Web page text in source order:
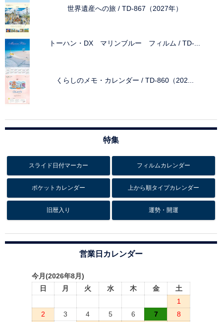
世界遺産への旅 / TD-867（2027年）
トーハン・DX マリンブルー フィルム / TD-...
くらしのメモ・カレンダー / TD-860（202...
特集
スライド日付マーカー フィルムカレンダー
ポケットカレンダー 上から順タイプカレンダー
旧暦入り 運勢・開運
営業日カレンダー
今月(2026年8月)
日
月 火 水 木 金
土
1
2
3 4 5 6 7
8